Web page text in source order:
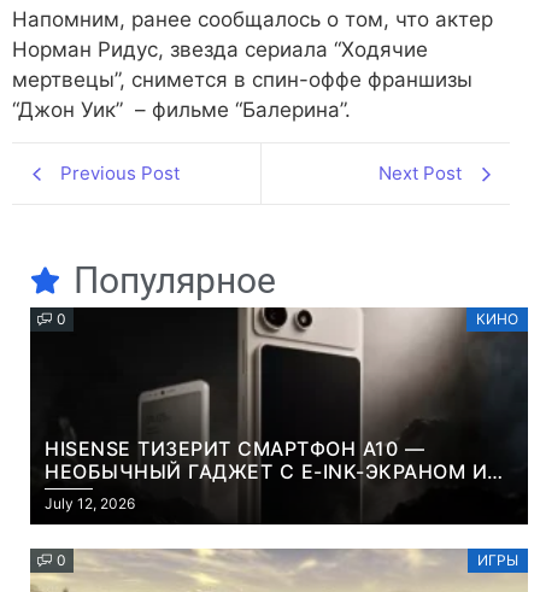
Напомним, ранее сообщалось о том, что актер
Норман Ридус, звезда сериала “Ходячие
мертвецы”, снимется в спин-оффе франшизы
“Джон Уик” – фильме “Балерина”.
Previous Post Next Post
Популярное
0 КИНО
HISENSE ТИЗЕРИТ СМАРТФОН A10 —
НЕОБЫЧНЫЙ ГАДЖЕТ С E-INK-ЭКРАНОМ И
СЪЕМНОЙ LCD-ПАНЕЛЬЮ ДЛЯ ЦВЕТНОГО
КОНТЕНТА И СОЦСЕТЕЙ
July 12, 2026
0 ИГРЫ